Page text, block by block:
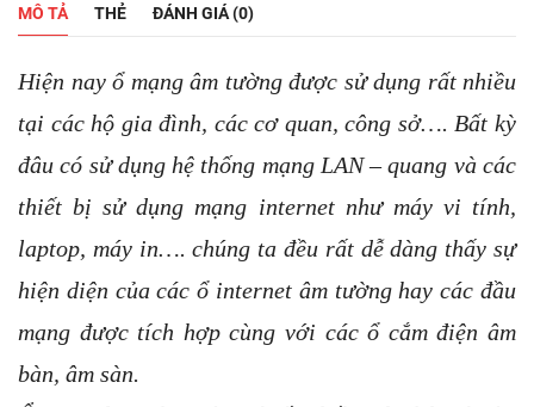
MÔ TẢ THẺ ĐÁNH GIÁ (0)
Hiện nay ổ mạng âm tường được sử dụng rất nhiều
tại các hộ gia đình, các cơ quan, công sở…. Bất kỳ
đâu có sử dụng hệ thống mạng LAN – quang và các
thiết bị sử dụng mạng internet như máy vi tính,
laptop, máy in…. chúng ta đều rất dễ dàng thấy sự
hiện diện của các ổ internet âm tường hay các đầu
mạng được tích hợp cùng với các ổ cắm điện âm
bàn, âm sàn.